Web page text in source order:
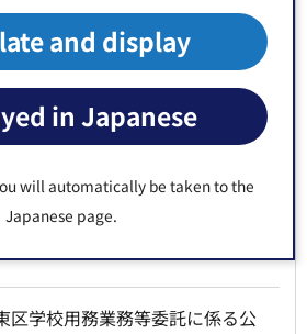
and display
in Japanese
will automatically be taken to the
Japanese page.
ョン運営管理・戸別訪問等に係
ザルの実施について
司書業務委託に係るプロポーザ
お店の魅力発掘発信事業（こと
係る公募型プロポーザルの実施
区学校用務業務等委託に係る公